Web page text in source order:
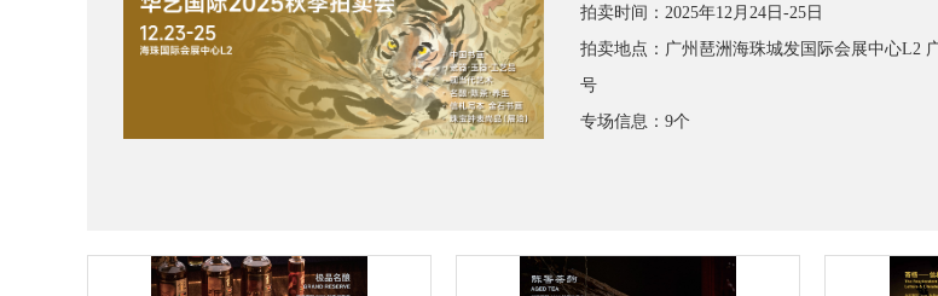
拍卖时间：2025年12月24日-25日
拍卖地点：广州琶洲海珠城发国际会展中心L2
号
专场信息：9个